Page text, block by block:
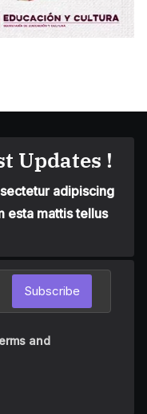
Updates !
adipiscing
esta mattis tellus
and
Subscribe